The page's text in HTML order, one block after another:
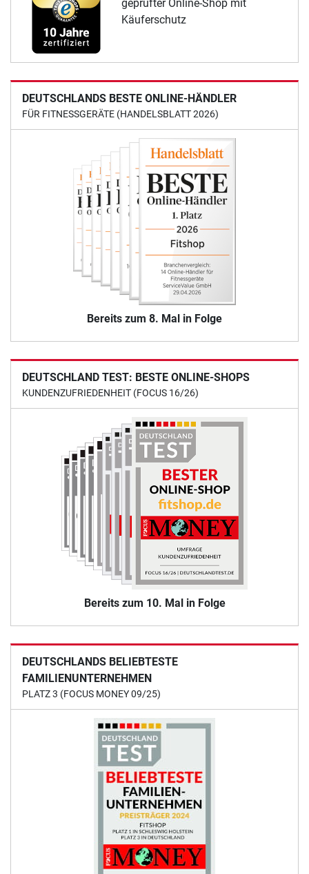
geprüfter Online-Shop mit
Käuferschutz
DEUTSCHLANDS BESTE ONLINE-HÄNDLER
FÜR FITNESSGERÄTE (HANDELSBLATT 2026)
Bereits zum 8. Mal in Folge
DEUTSCHLAND TEST: BESTE ONLINE-SHOPS
KUNDENZUFRIEDENHEIT (FOCUS 16/26)
Bereits zum 10. Mal in Folge
DEUTSCHLANDS BELIEBTESTE
FAMILIENUNTERNEHMEN
PLATZ 3 (FOCUS MONEY 09/25)